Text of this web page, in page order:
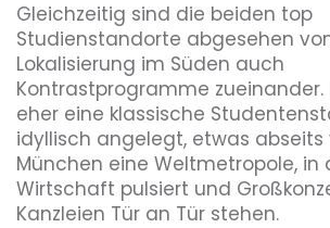
Gleichzeitig sind die beiden top
Studienstandorte abgesehen
Lokalisierung im Süden auch
Kontrastprogramme zueinander.
eher eine klassische
idyllisch angelegt, etwas abseits
München eine Weltmetropole, in
Wirtschaft pulsiert und
Kanzleien Tür an Tür stehen.